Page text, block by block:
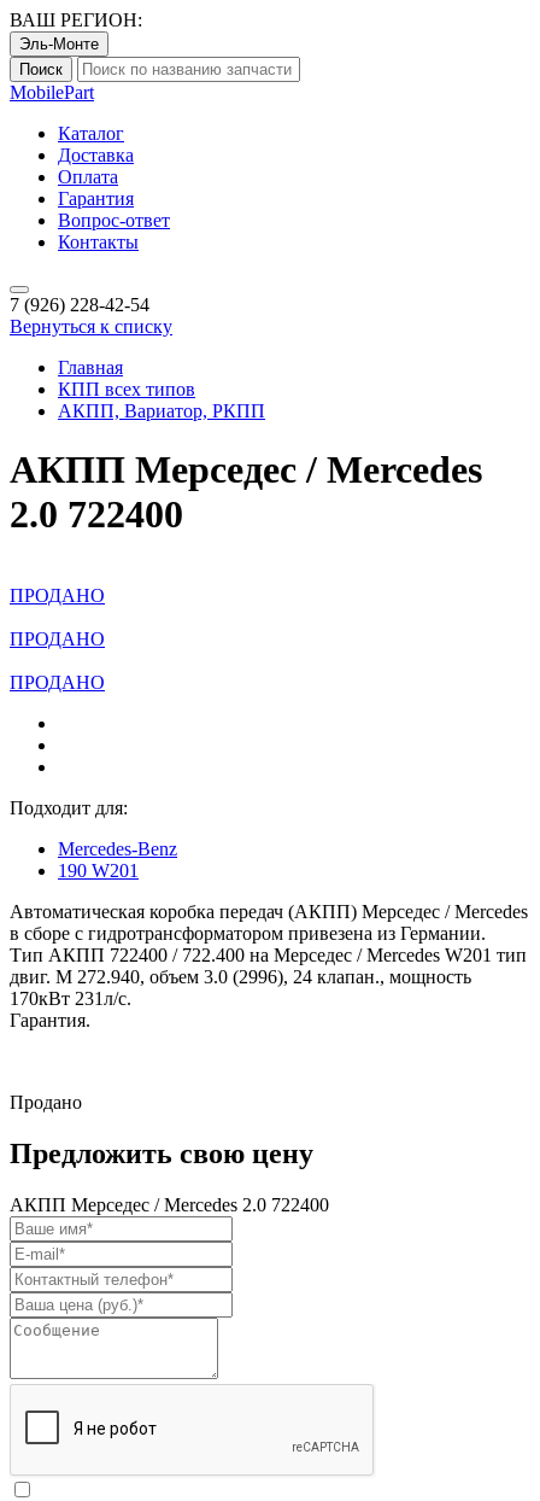
ВАШ РЕГИОН:
Эль-Монте
Поиск
MobilePart
Каталог
Доставка
Оплата
Гарантия
Вопрос-ответ
Контакты
7 (926) 228-42-54
Вернуться к списку
Главная
КПП всех типов
АКПП, Вариатор, РКПП
АКПП Мерседес / Mercedes
2.0 722400
ПРОДАНО
ПРОДАНО
ПРОДАНО
Подходит для:
Mercedes-Benz
190 W201
Автоматическая коробка передач (АКПП) Мерседес / Mercedes
в сборе с гидротрансформатором привезена из Германии.
Тип АКПП 722400 / 722.400 на Мерседес / Mercedes W201 тип
двиг. M 272.940, объем 3.0 (2996), 24 клапан., мощность
170кВт 231л/с.
Гарантия.
Продано
Предложить свою цену
АКПП Мерседес / Mercedes 2.0 722400